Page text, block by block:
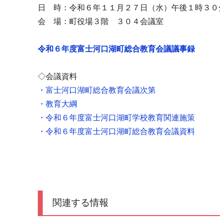
日 時：令和６年１１月２７日（水）午後１時３０
会 場：町役場３階 ３０４会議室
令和６年度富士河口湖町総合教育会議議事録
◇会議資料
・富士河口湖町総合教育会議次第
・教育大綱
・令和６年度富士河口湖町学校教育関連施策
・令和６年度富士河口湖町総合教育会議資料
関連する情報